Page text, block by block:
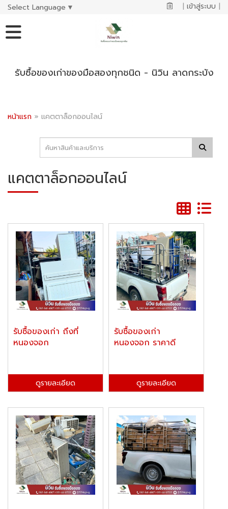
Select Language ▼ | เข้าสู่ระบบ |
รับซื้อของเก่าของมือสองทุกชนิด - นิวิน ลาดกระบัง
หน้าแรก » แคตตาล็อกออนไลน์
แคตตาล็อกออนไลน์
รับซื้อของเก่า ถึงที่
หนองจอก
ดูรายละเอียด
รับซื้อของเก่า
หนองจอก ราคาดี
ดูรายละเอียด